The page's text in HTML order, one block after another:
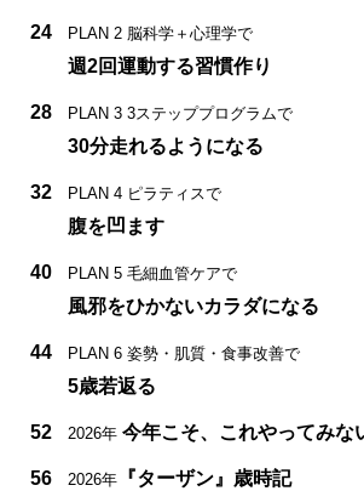
24 PLAN 2 脳科学＋心理学で
週2回運動する習慣作り
28 PLAN 3 3ステッププログラムで
30分走れるようになる
32 PLAN 4 ピラティスで
腹を凹ます
40 PLAN 5 毛細血管ケアで
風邪をひかないカラダになる
44 PLAN 6 姿勢・肌質・食事改善で
5歳若返る
52 2026年 今年こそ、これやってみな
56 2026年 『ターザン』歳時記